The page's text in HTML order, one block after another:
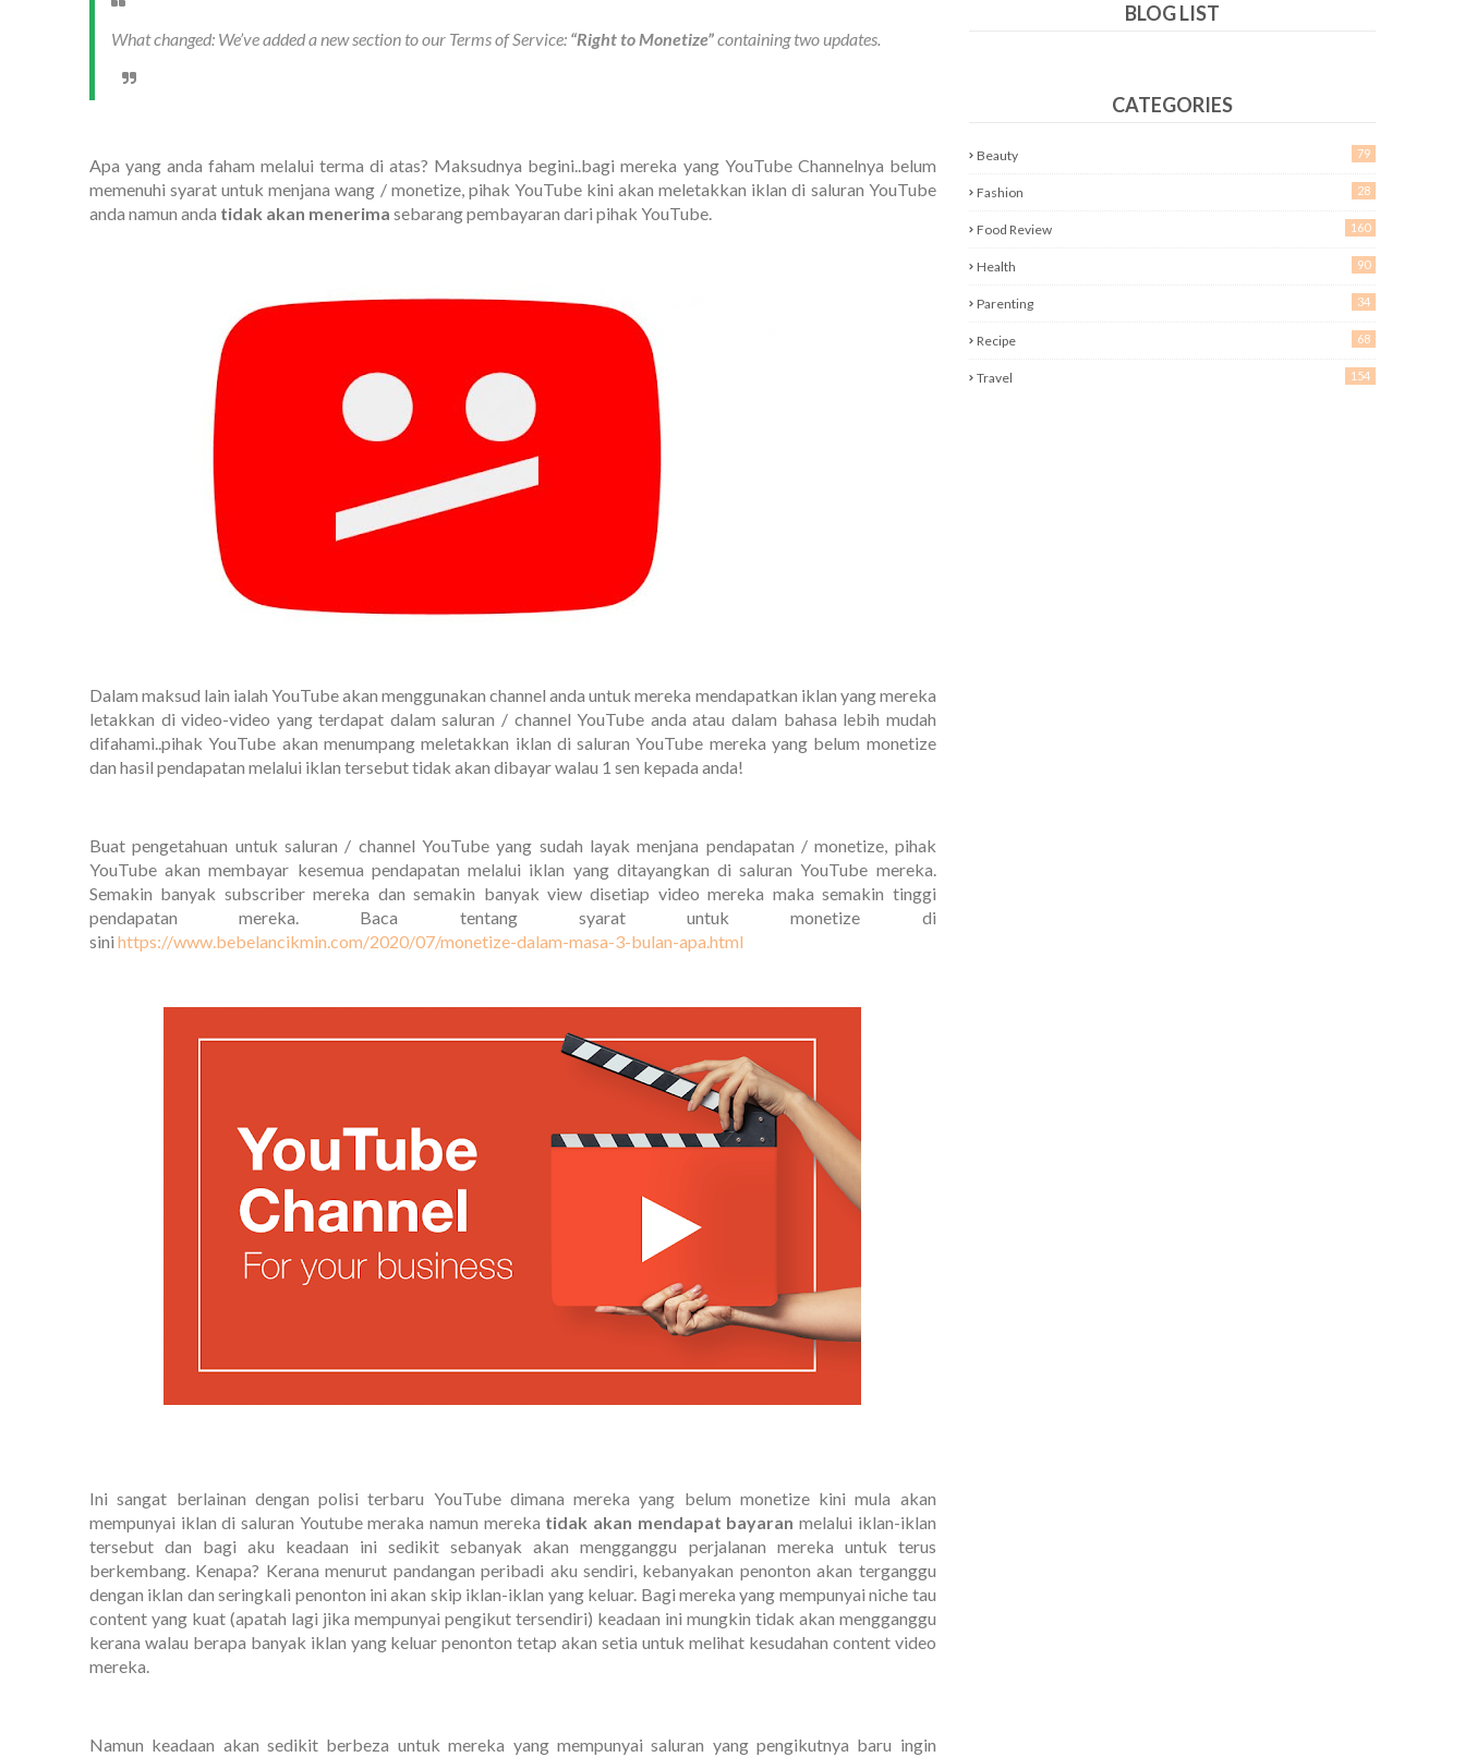
What changed: We’ve added a new section to our Terms of Service: “Right to Monetize”containing two updates.
Apa yang anda faham melalui terma di atas? Maksudnya begini..bagi mereka yang YouTube Channelnya belum
memenuhi syarat untuk menjana wang / monetize, pihak YouTube kini akan meletakkan iklan di saluran YouTube
anda namun anda tidak akan menerima sebarang pembayaran dari pihak YouTube.
Dalam maksud lain ialah YouTube akan menggunakan channel anda untuk mereka mendapatkan iklan yang mereka
letakkan di video-video yang terdapat dalam saluran / channel YouTube anda atau dalam bahasa lebih mudah
difahami..pihak YouTube akan menumpang meletakkan iklan di saluran YouTube mereka yang belum monetize
dan hasil pendapatan melalui iklan tersebut tidak akan dibayar walau 1 sen kepada anda!
Buat pengetahuan untuk saluran / channel YouTube yang sudah layak menjana pendapatan / monetize, pihak
YouTube akan membayar kesemua pendapatan melalui iklan yang ditayangkan di saluran YouTube mereka.
Semakin banyak subscriber mereka dan semakin banyak view disetiap video mereka maka semakin tinggi
pendapatan mereka. Baca tentang syarat untuk monetize di
sini https://www.bebelancikmin.com/2020/07/monetize-dalam-masa-3-bulan-apa.html
Ini sangat berlainan dengan polisi terbaru YouTube dimana mereka yang belum monetize kini mula akan
mempunyai iklan di saluran Youtube meraka namun mereka tidak akan mendapat bayaran melalui iklan-iklan
tersebut dan bagi aku keadaan ini sedikit sebanyak akan mengganggu perjalanan mereka untuk terus
berkembang. Kenapa? Kerana menurut pandangan peribadi aku sendiri, kebanyakan penonton akan terganggu
dengan iklan dan seringkali penonton ini akan skip iklan-iklan yang keluar. Bagi mereka yang mempunyai niche tau
content yang kuat (apatah lagi jika mempunyai pengikut tersendiri) keadaan ini mungkin tidak akan mengganggu
kerana walau berapa banyak iklan yang keluar penonton tetap akan setia untuk melihat kesudahan content video
mereka.
Namun keadaan akan sedikit berbeza untuk mereka yang mempunyai saluran yang pengikutnya baru ingin
BLOG LIST
CATEGORIES
Beauty 79
Fashion 28
Food Review 160
Health 90
Parenting 34
Recipe 68
Travel 154